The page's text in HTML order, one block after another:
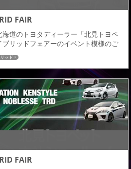
FAIR
道のトヨタディーラー「北見トヨペ
リッドフェアーのイベント模様のご
展示車両はプリウス後期「ベルタ」
台このプリウス後期「ベルタ」は北見
ンプリート車両として展示＆試乗し
状態で本社にて常時おいております
非足を運んでいただければと...
ッド
FAIR